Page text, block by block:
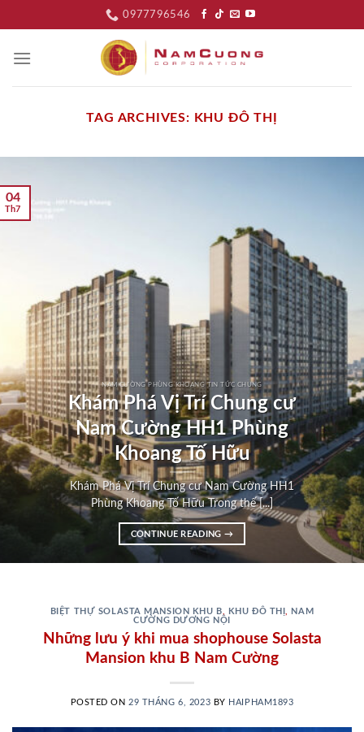
to
0977796546
TAG ARCHIVES: KHU ĐÔ THỊ
NAM CƯỜNG PHÙNG KHOANG TIN TỨC CHUNG
Khám Phá Vị Trí Chung cư
Nam Cường HH1 Phùng
Khoang Tố Hữu
Khám Phá Vị Trí Chung cư Nam Cường HH1
Phùng Khoang Tố Hữu Trong thế [...]
CONTINUE READING→
04
Th7
BIỆT THỰ SOLASTA MANSION KHU B KHU ĐÔ THỊ
NAM
CƯỜNG DƯƠNG NỘI
Những lưu ý khi mua shophouse Solasta
Mansion khu B Nam Cường
POSTED ON 29 THÁNG 6, 2023 BY HAIPHAM1893